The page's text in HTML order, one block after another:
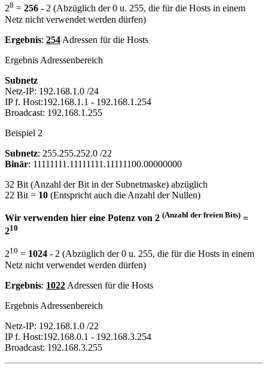
28 = 256 - 2 (Abzüglich der 0 u. 255, die für die Hosts in einem
Netz nicht verwendet werden dürfen)
Ergebnis: 254 Adressen für die Hosts
Ergebnis Adressenbereich
Subnetz
Netz-IP: 192.168.1.0 /24
IP f. Host:192.168.1.1 - 192.168.1.254
Broadcast: 192.168.1.255
Beispiel 2
Subnetz: 255.255.252.0 /22
Binär: 11111111.11111111.11111100.00000000
32 Bit (Anzahl der Bit in der Subnetmaske) abzüglich
22 Bit = 10 (Entspricht auch die Anzahl der Nullen)
Wir verwenden hier eine Potenz von 2 (Anzahl der freien Bits) =
210
210 = 1024 - 2 (Abzüglich der 0 u. 255, die für die Hosts in einem
Netz nicht verwendet werden dürfen)
Ergebnis: 1022 Adressen für die Hosts
Ergebnis Adressenbereich
Netz-IP: 192.168.1.0 /22
IP f. Host:192.168.0.1 - 192.168.3.254
Broadcast: 192.168.3.255